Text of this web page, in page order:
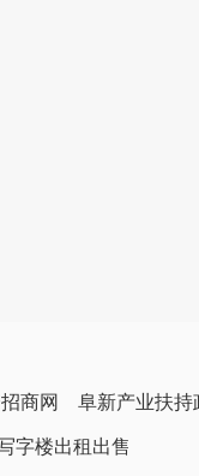
商网 阜新产业扶持
字楼出租出售